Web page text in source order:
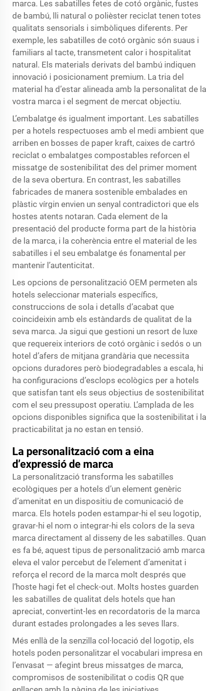
marca. Les sabatilles fetes de cotó orgànic, fustes
de bambú, lli natural o polièster reciclat tenen totes
qualitats sensorials i simbòliques diferents. Per
exemple, les sabatilles de cotó orgànic són suaus i
familiars al tacte, transmetent calor i hospitalitat
natural. Els materials derivats del bambú indiquen
innovació i posicionament premium. La tria del
material ha d’estar alineada amb la personalitat de la
vostra marca i el segment de mercat objectiu.
L’embalatge és igualment important. Les sabatilles
per a hotels respectuoses amb el medi ambient que
arriben en bosses de paper kraft, caixes de cartró
reciclat o embalatges compostables reforcen el
missatge de sostenibilitat des del primer moment
de la seva obertura. En contrast, les sabatilles
fabricades de manera sostenible embalades en
plàstic vírgin envien un senyal contradictori que els
hostes atents notaran. Cada element de la
presentació del producte forma part de la història
de la marca, i la coherència entre el material de les
sabatilles i el seu embalatge és fonamental per
mantenir l’autenticitat.
Les opcions de personalització OEM permeten als
hotels seleccionar materials específics,
construccions de sola i detalls d’acabat que
coincideixin amb els estàndards de qualitat de la
seva marca. Ja sigui que gestioni un resort de luxe
que requereix interiors de cotó orgànic i sedós o un
hotel d’afers de mitjana grandària que necessita
opcions duradores però biodegradables a escala, hi
ha configuracions d’esclops ecològics per a hotels
que satisfan tant els seus objectius de sostenibilitat
com el seu pressupost operatiu. L’amplada de les
opcions disponibles significa que la sostenibilitat i la
practicabilitat ja no estan en tensió.
La personalització com a eina
d’expressió de marca
La personalització transforma les sabatilles
ecològiques per a hotels d’un element genèric
d’amenitat en un dispositiu de comunicació de
marca. Els hotels poden estampar-hi el seu logotip,
gravar-hi el nom o integrar-hi els colors de la seva
marca directament al disseny de les sabatilles. Quan
es fa bé, aquest tipus de personalització amb marca
eleva el valor percebut de l’element d’amenitat i
reforça el record de la marca molt després que
l’hoste hagi fet el check-out. Molts hostes guarden
les sabatilles de qualitat dels hotels que han
apreciat, convertint-les en recordatoris de la marca
durant estades prolongades a les seves llars.
Més enllà de la senzilla col·locació del logotip, els
hotels poden personalitzar el vocabulari impresa en
l’envasat — afegint breus missatges de marca,
compromisos de sostenibilitat o codis QR que